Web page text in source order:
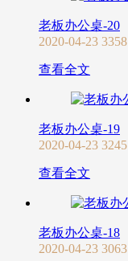
老板办公桌-20
2020-04-23 3358
查看全文
老板办公桌-19
2020-04-23 3245
查看全文
老板办公桌-18
2020-04-23 3063